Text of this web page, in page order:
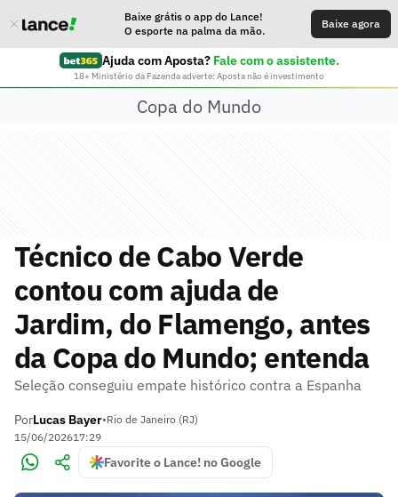
Baixe grátis o app do Lance!
O esporte na palma da mão.
Baixe agora
Ajuda com Aposta? Fale com o assistente.
18+ Ministério da Fazenda adverte: Aposta não é investimento
Copa do Mundo
Técnico de Cabo Verde
contou com ajuda de
Jardim, do Flamengo, antes
da Copa do Mundo; entenda
Seleção conseguiu empate histórico contra a Espanha
PorLucas Bayer•Rio de Janeiro (RJ)
15/06/202617:29
Favorite o Lance! no Google